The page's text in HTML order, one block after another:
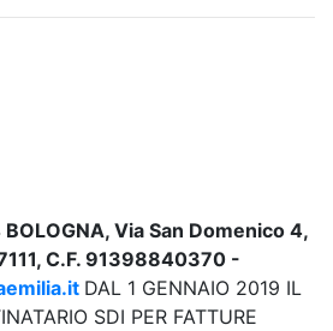
Via San Domenico 4,
C.F. 91398840370 -
DAL 1 GENNAIO 2019 IL
SDI PER FATTURE